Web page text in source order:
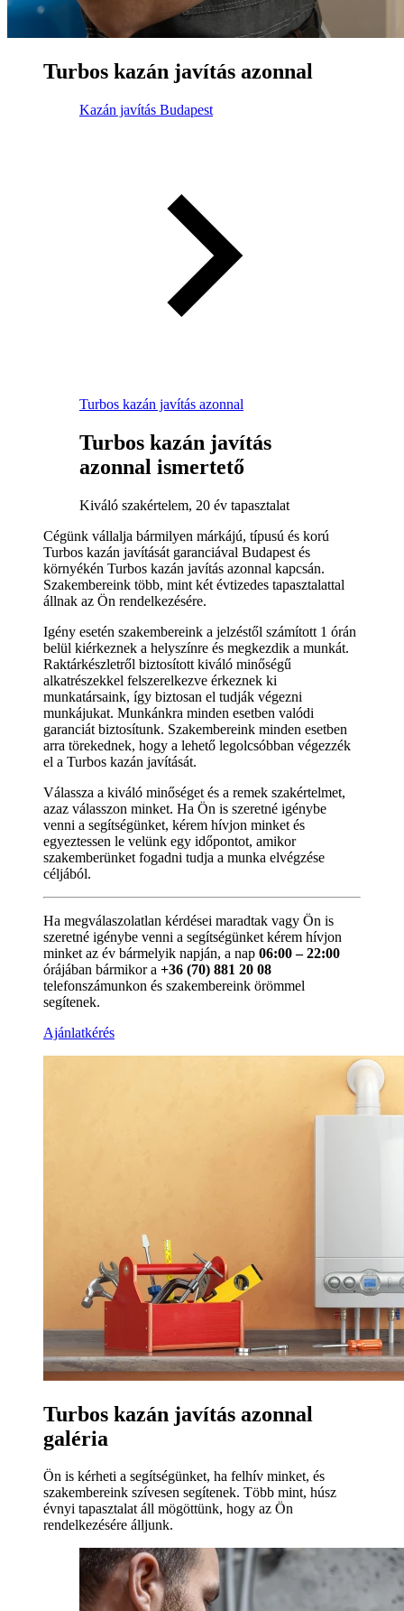
Turbos kazán javítás azonnal
Kazán javítás Budapest
Turbos kazán javítás azonnal
Turbos kazán javítás
azonnal ismertető
Kiváló szakértelem, 20 év tapasztalat
Cégünk vállalja bármilyen márkájú, típusú és korú
Turbos kazán javítását garanciával Budapest és
környékén Turbos kazán javítás azonnal kapcsán.
Szakembereink több, mint két évtizedes tapasztalattal
állnak az Ön rendelkezésére.
Igény esetén szakembereink a jelzéstől számított 1 órán
belül kiérkeznek a helyszínre és megkezdik a munkát.
Raktárkészletről biztosított kiváló minőségű
alkatrészekkel felszerelkezve érkeznek ki
munkatársaink, így biztosan el tudják végezni
munkájukat. Munkánkra minden esetben valódi
garanciát biztosítunk. Szakembereink minden esetben
arra törekednek, hogy a lehető legolcsóbban végezzék
el a Turbos kazán javítását.
Válassza a kiváló minőséget és a remek szakértelmet,
azaz válasszon minket. Ha Ön is szeretné igénybe
venni a segítségünket, kérem hívjon minket és
egyeztessen le velünk egy időpontot, amikor
szakemberünket fogadni tudja a munka elvégzése
céljából.
Ha megválaszolatlan kérdései maradtak vagy Ön is
szeretné igénybe venni a segítségünket kérem hívjon
minket az év bármelyik napján, a nap 06:00 – 22:00
órájában bármikor a +36 (70) 881 20 08
telefonszámunkon és szakembereink örömmel
segítenek.
Ajánlatkérés
Turbos kazán javítás azonnal
galéria
Ön is kérheti a segítségünket, ha felhív minket, és
szakembereink szívesen segítenek. Több mint, húsz
évnyi tapasztalat áll mögöttünk, hogy az Ön
rendelkezésére álljunk.